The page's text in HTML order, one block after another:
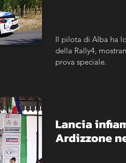
Il pilota di Alba ha
della Rally4,
prova speciale.
Lancia
Ardizzone